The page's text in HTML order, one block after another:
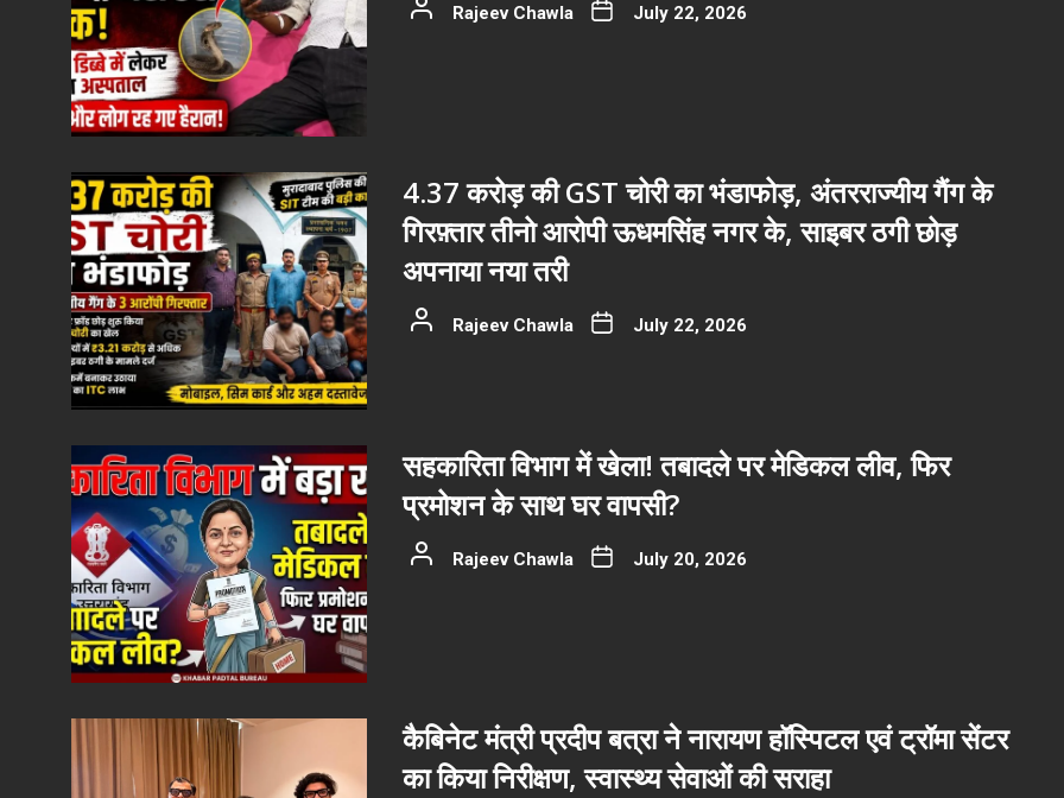
Rajeev Chawla July 22, 2026
4.37 करोड़ की GST चोरी का भंडाफोड़, अंतरराज्यीय गैंग के
गिरफ़्तार तीनो आरोपी ऊधमसिंह नगर के, साइबर ठगी छोड़
अपनाया नया तरी
Rajeev Chawla July 22, 2026
सहकारिता विभाग में खेला! तबादले पर मेडिकल लीव, फिर
प्रमोशन के साथ घर वापसी?
Rajeev Chawla July 20, 2026
कैबिनेट मंत्री प्रदीप बत्रा ने नारायण हॉस्पिटल एवं ट्रॉमा सेंटर
का किया निरीक्षण, स्वास्थ्य सेवाओं की सराहा